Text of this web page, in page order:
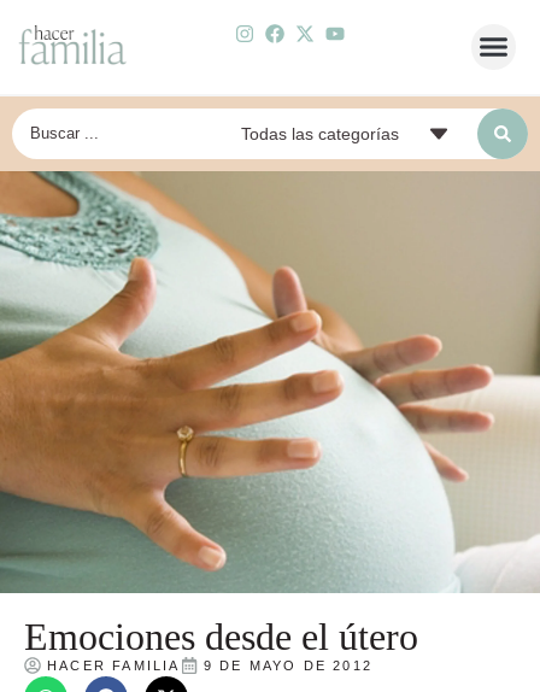
Emociones desde el útero
HACER FAMILIA 9 DE MAYO DE 2012